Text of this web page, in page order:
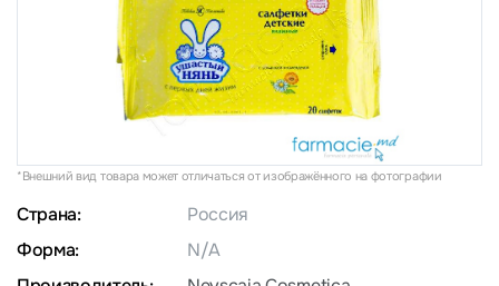
*Внешний вид товара может отличаться от изображённого на фотографии
Страна:
Россия
Форма:
N/A